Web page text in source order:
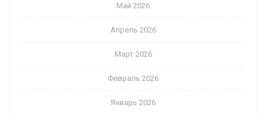
Май 2026
Апрель 2026
Март 2026
Февраль 2026
Январь 2026